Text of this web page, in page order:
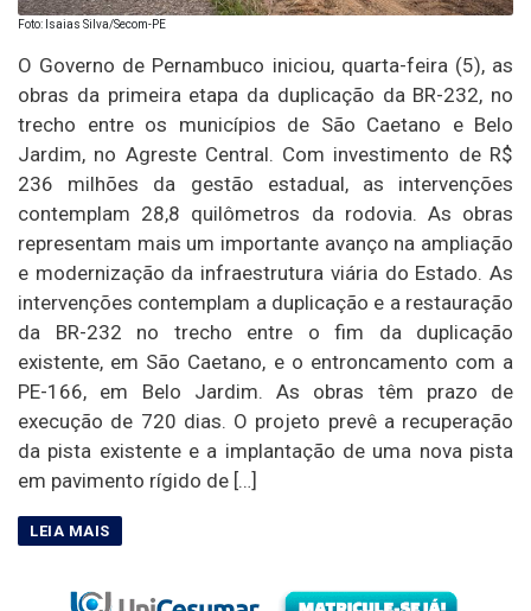
Foto: Isaias Silva/Secom-PE
O Governo de Pernambuco iniciou, quarta-feira (5), as
obras da primeira etapa da duplicação da BR-232, no
trecho entre os municípios de São Caetano e Belo
Jardim, no Agreste Central. Com investimento de R$
236 milhões da gestão estadual, as intervenções
contemplam 28,8 quilômetros da rodovia. As obras
representam mais um importante avanço na ampliação
e modernização da infraestrutura viária do Estado. As
intervenções contemplam a duplicação e a restauração
da BR-232 no trecho entre o fim da duplicação
existente, em São Caetano, e o entroncamento com a
PE-166, em Belo Jardim. As obras têm prazo de
execução de 720 dias. O projeto prevê a recuperação
da pista existente e a implantação de uma nova pista
em pavimento rígido de […]